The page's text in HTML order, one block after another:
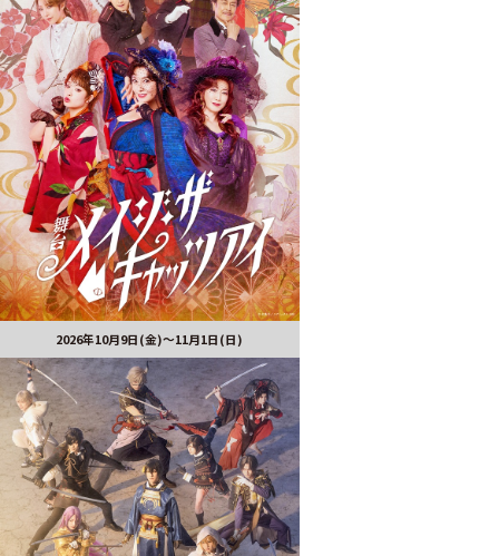
2026年10月9日(金)～11月1日(日)